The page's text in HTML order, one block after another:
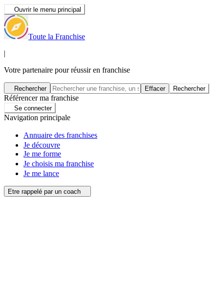
Ouvrir le menu principal
Toute la Franchise
|
Votre partenaire pour réussir en franchise
Rechercher Effacer Rechercher
Référencer ma franchise
Se connecter
Navigation principale
Annuaire des franchises
Je découvre
Je me forme
Je choisis ma franchise
Je me lance
Etre rappelé par un coach